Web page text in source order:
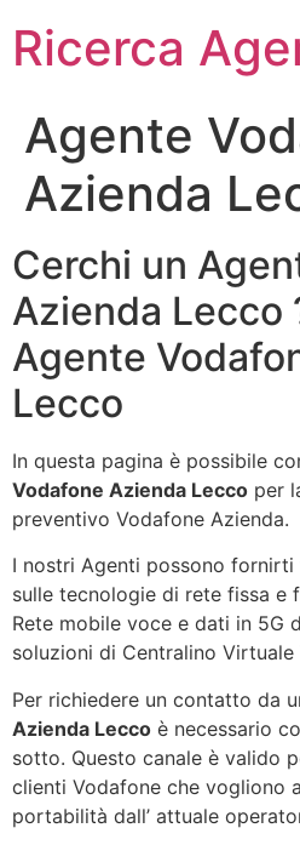
Ricerca
Agente
Azienda
Cerchi un
Azienda Lecco
Agente
Lecco
In questa pagina è possibile
Vodafone Azienda Lecco per
preventivo Vodafone Azienda.
I nostri Agenti possono
sulle tecnologie di rete fissa e
Rete mobile voce e dati in 5G
soluzioni di Centralino Virtuale
Per richiedere un contatto da
Azienda Lecco è necessario
sotto. Questo canale è valido
clienti Vodafone che vogliono
portabilità dall’ attuale